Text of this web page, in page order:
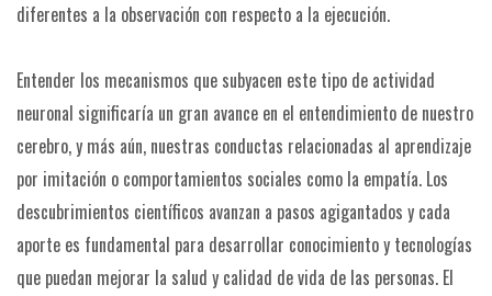
diferentes a la observación con respecto a la ejecución.
Entender los mecanismos que subyacen este tipo de actividad
neuronal significaría un gran avance en el entendimiento de nuestro
cerebro, y más aún, nuestras conductas relacionadas al aprendizaje
por imitación o comportamientos sociales como la empatía. Los
descubrimientos científicos avanzan a pasos agigantados y cada
aporte es fundamental para desarrollar conocimiento y tecnologías
que puedan mejorar la salud y calidad de vida de las personas. El